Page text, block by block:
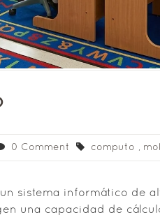
0 Comment computo ,
sistema informático de
una capacidad de